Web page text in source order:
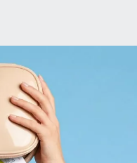
салонов в Казани и